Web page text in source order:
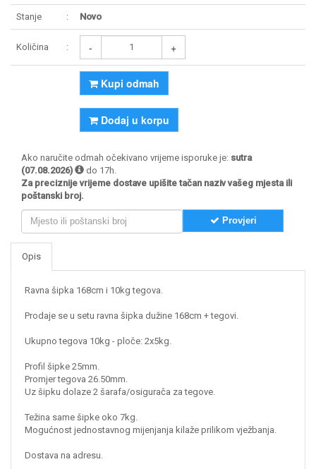
Stanje Novo
Količina - +
Kupi odmah
Dodaj u korpu
Ako naručite odmah očekivano vrijeme isporuke je: sutra
(07.08.2026)
do 17h.
Za preciznije vrijeme dostave upišite tačan naziv vašeg mjesta ili
poštanski broj.
Provjeri
Opis
Ravna šipka 168cm i 10kg tegova.
Prodaje se u setu ravna šipka dužine 168cm + tegovi.
Ukupno tegova 10kg - ploče: 2x5kg.
Profil šipke 25mm.
Promjer tegova 26.50mm.
Uz šipku dolaze 2 šarafa/osigurača za tegove.
Težina same šipke oko 7kg.
Mogućnost jednostavnog mijenjanja kilaže prilikom vježbanja.
Dostava na adresu.